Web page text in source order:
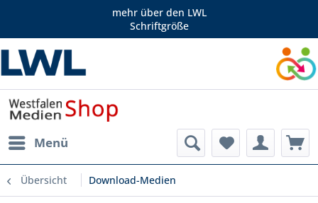
mehr über den LWL
Schriftgröße
Menü
Übersicht Download-Medien